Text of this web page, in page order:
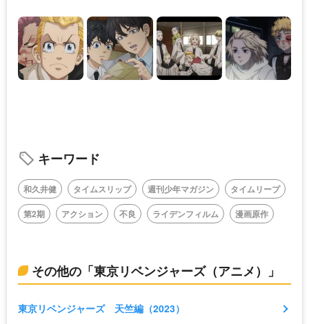
キーワード
和久井健 タイムスリップ 週刊少年マガジン
タイムリープ
第2期
アクション 不良 ライデンフィルム 漫画原作
その他の「東京リベンジャーズ（アニメ）」
東京リベンジャーズ 天竺編（2023）